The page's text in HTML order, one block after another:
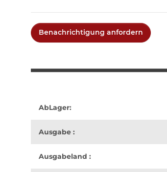
Benachrichtigung anfordern
AbLager:
Ausgabe :
Ausgabeland :